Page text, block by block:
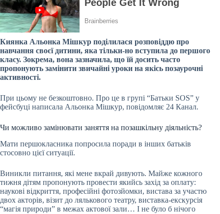
Киянка Альонка Мішкур поділилася розповіддю про
навчання своєї дитини, яка тільки-но вступила до першого
класу. Зокрема, вона зазначила, що їй досить часто
пропонують замінити звичайні уроки на якісь позаурочні
активності.
При цьому не безкоштовно. Про це в групі “Батьки SOS” у
фейсбуці написала Альонка Мішкур, повідомляє 24 Канал.
Чи можливо замінювати заняття на позашкільну діяльність?
Мати першокласника попросила поради в інших батьків
стосовно цієї ситуації.
Виникли питання, які мене вкрай дивують. Майже кожного
тижня дітям пропонують провести якийсь захід за оплату:
наукові відкриття, професійні фотозйомки, вистава за участю
двох акторів, візит до лялькового театру, виставка-екскурсія
“магія природи” в межах актової зали… І не було б нічого